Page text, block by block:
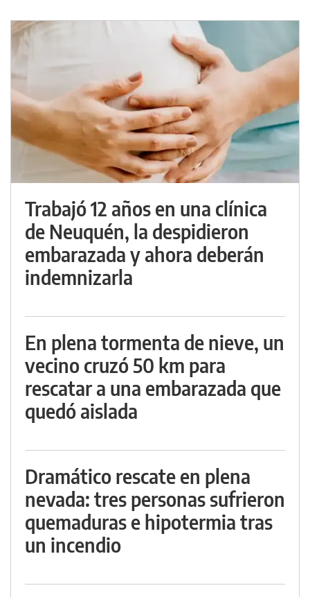
Trabajó 12 años en una clínica
de Neuquén, la despidieron
embarazada y ahora deberán
indemnizarla
En plena tormenta de nieve, un
vecino cruzó 50 km para
rescatar a una embarazada que
quedó aislada
Dramático rescate en plena
nevada: tres personas sufrieron
quemaduras e hipotermia tras
un incendio